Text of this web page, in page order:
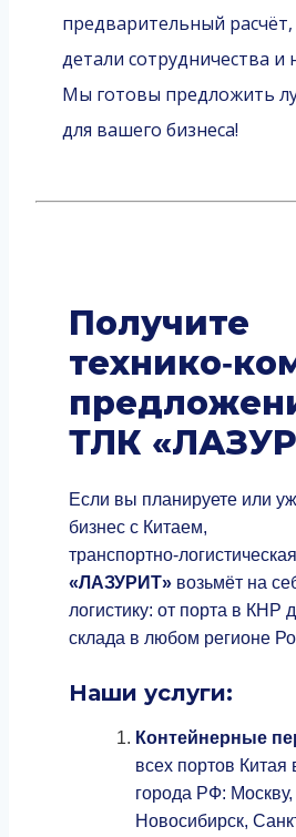
предварительный расчёт,
детали сотрудничества и
Мы готовы предложить
для вашего бизнеса!
Получите
ТЛК
Если вы планируете или
бизнес с Китаем,
«ЛАЗУРИТ» возьмёт на
логистику: от порта в КНР
склада в любом регионе
Наши услуги:
Контейнерные
всех портов Китая
города РФ: Москву,
Новосибирск,